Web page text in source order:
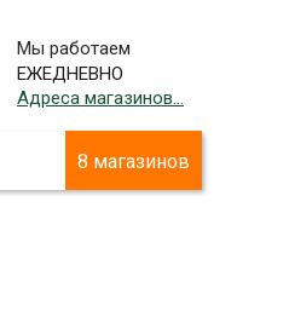
Мы работаем
ЕЖЕДНЕВНО
Адреса магазинов...
8 магазинов